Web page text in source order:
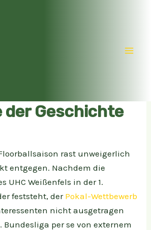
der Geschichte
rast unweigerlich
entgegen. Nachdem die
UHC Weißenfels in der 1.
feststeht, der Pokal-Wettbewerb
nicht ausgetragen
Bundesliga per se von externem